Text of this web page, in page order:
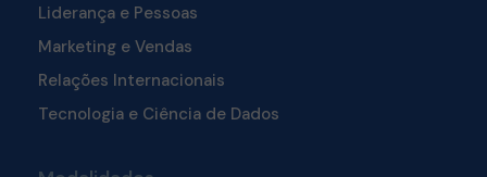
Liderança e Pessoas
Marketing e Vendas
Relações Internacionais
Tecnologia e Ciência de Dados